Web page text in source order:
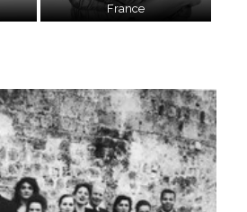
France